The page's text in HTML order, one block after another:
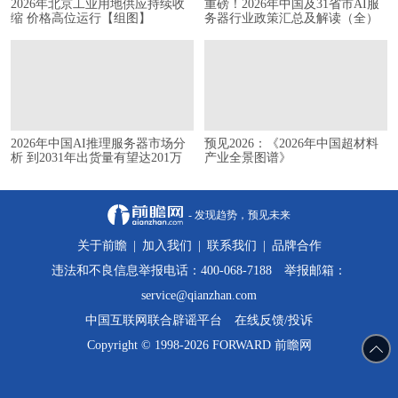
2026年北京工业用地供应持续收
缩 价格高位运行【组图】
重磅！2026年中国及31省市AI服
务器行业政策汇总及解读（全）
2026年中国AI推理服务器市场分
析 到2031年出货量有望达201万
预见2026：《2026年中国超材料
产业全景图谱》
- 发现趋势，预见未来
关于前瞻 加入我们 联系我们
品牌合作
违法和不良信息举报电话：400-068-7188 举报邮箱：
service@qianzhan.com
中国互联网联合辟谣平台
在线反馈/投诉
Copyright © 1998-2026 FORWARD 前瞻网